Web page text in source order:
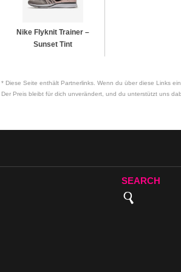
Nike Flyknit Trainer –
Sunset Tint
* Diese Seite enthält Partnerlinks. Wenn du über diese Links
Der Preis bleibt für dich unverändert, und du unterstützt uns
SEARCH